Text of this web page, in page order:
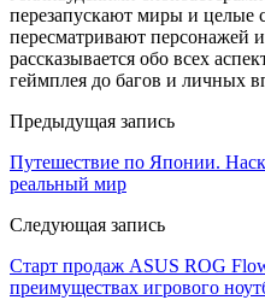
перезапускают миры и целые
пересматривают персонажей
рассказывается обо всех
геймплея до багов и личных
Предыдущая запись
Путешествие по Японии.
реальный мир
Следующая запись
Старт продаж ASUS ROG
преимуществах игрового